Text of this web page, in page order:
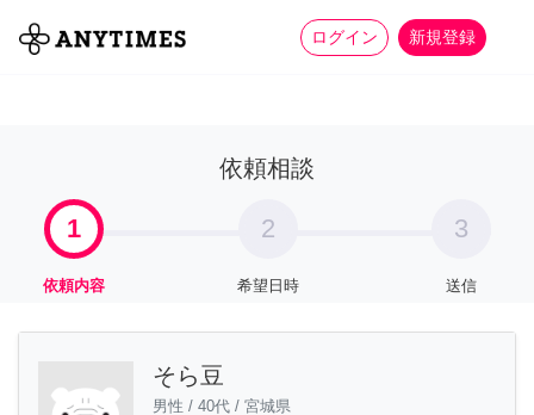
ログイン 新規登録
全て 家事 more_horiz
依頼相談
1
依頼内容
2
希望日時
3
送信
そら豆
男性 / 40代 / 宮城県